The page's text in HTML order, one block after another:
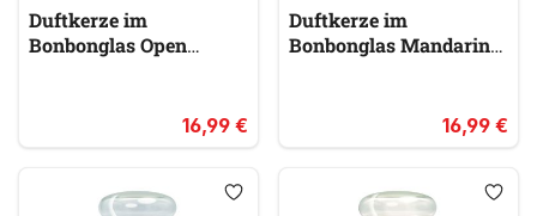
Duftkerze im
Bonbonglas Open
16,99 €
Duftkerze im
Bonbonglas Mandarin &
16,99 €